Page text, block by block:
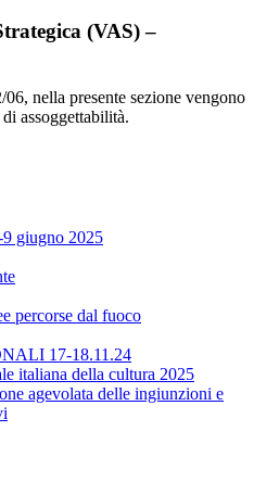
(VAS) –
nella presente sezione vengono
assoggettabilità.
giugno 2025
percorse dal fuoco
17-18.11.24
italiana della cultura 2025
agevolata delle ingiunzioni e